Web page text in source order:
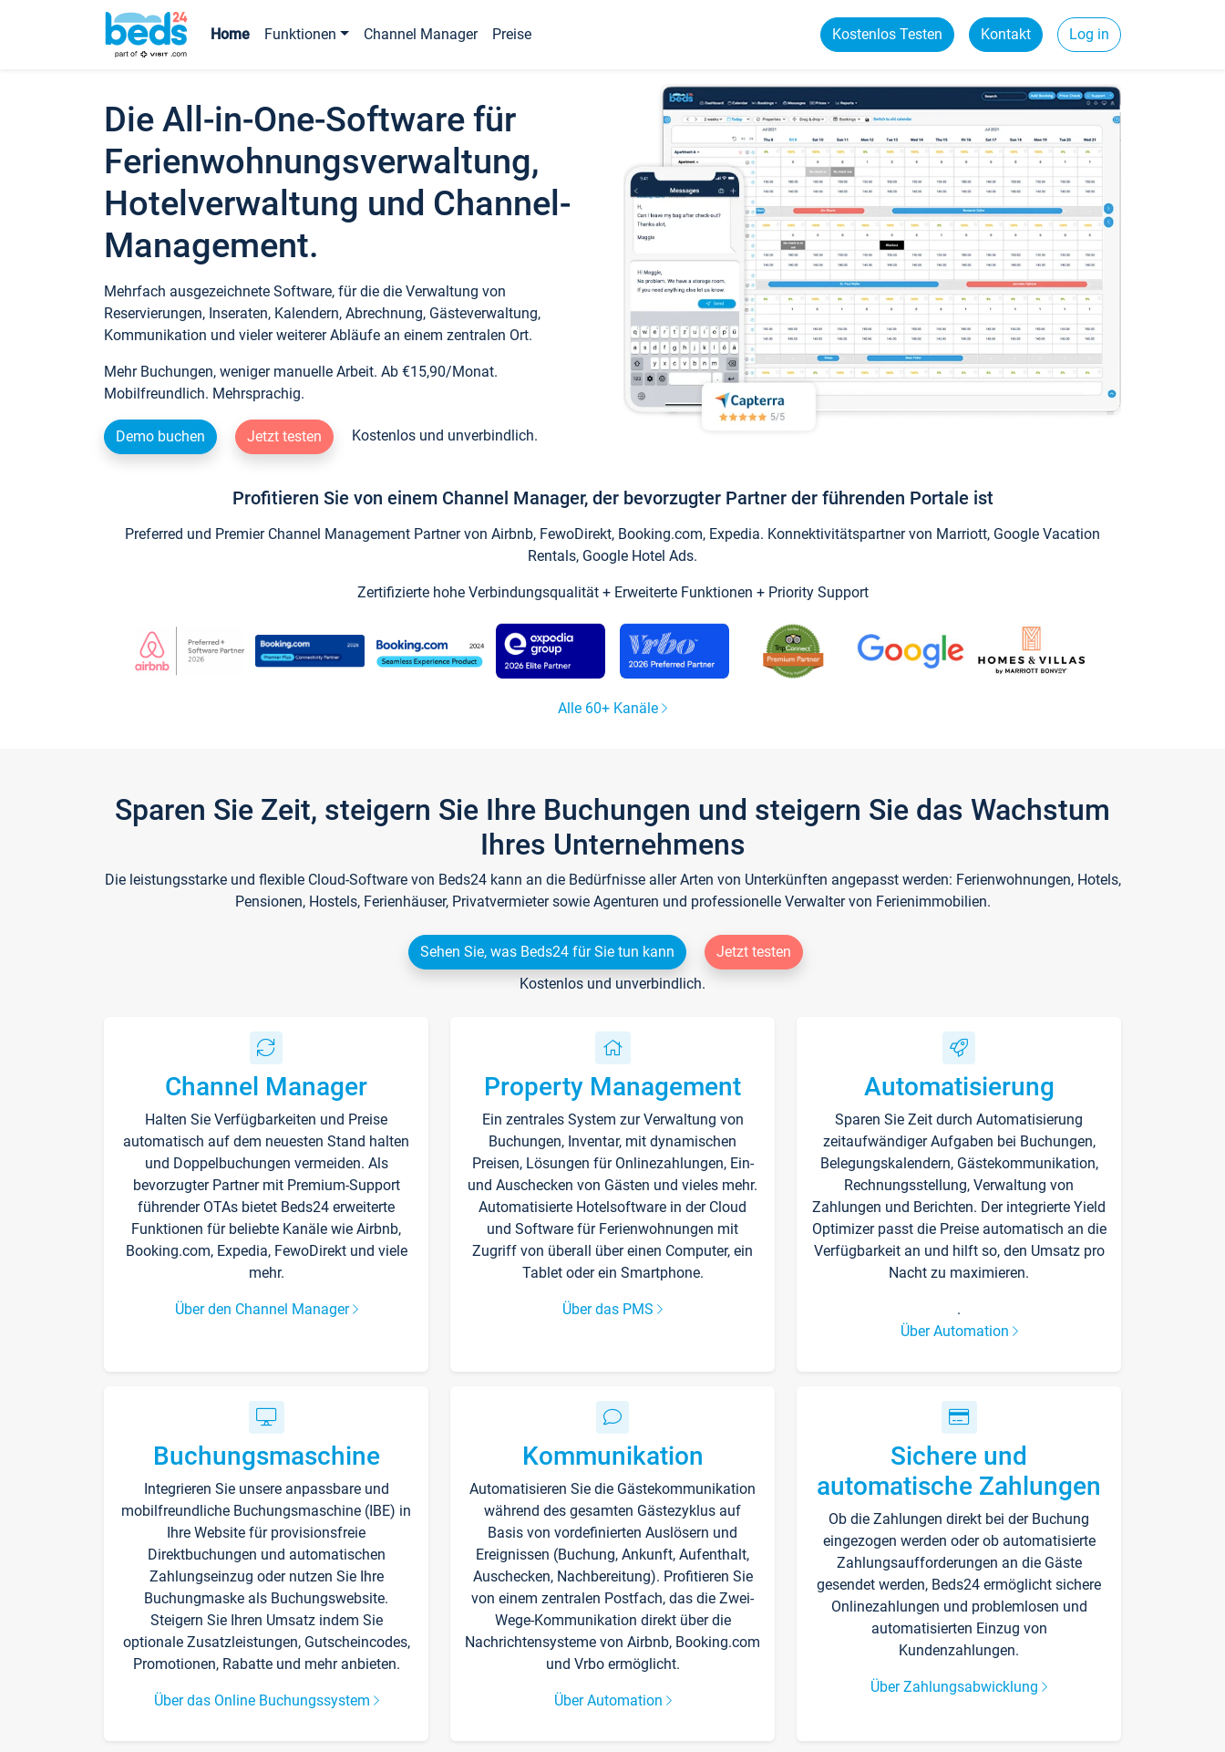
Home Funktionen Channel Manager Preise Kostenlos Testen Kontakt Log in
Die All-in-One-Software für
Ferienwohnungsverwaltung,
Hotelverwaltung und Channel-
Management.
Mehrfach ausgezeichnete Software, für die die Verwaltung von
Reservierungen, Inseraten, Kalendern, Abrechnung, Gästeverwaltung,
Kommunikation und vieler weiterer Abläufe an einem zentralen Ort.
Mehr Buchungen, weniger manuelle Arbeit. Ab €15,90/Monat.
Mobilfreundlich. Mehrsprachig.
Demo buchen Jetzt testen Kostenlos und unverbindlich.
Profitieren Sie von einem Channel Manager, der bevorzugter Partner der führenden Portale ist
Preferred und Premier Channel Management Partner von Airbnb, FewoDirekt, Booking.com, Expedia. Konnektivitätspartner von Marriott, Google Vacation
Rentals, Google Hotel Ads.
Zertifizierte hohe Verbindungsqualität + Erweiterte Funktionen + Priority Support
Alle 60+ Kanäle
Sparen Sie Zeit, steigern Sie Ihre Buchungen und steigern Sie das Wachstum
Ihres Unternehmens
Die leistungsstarke und flexible Cloud-Software von Beds24 kann an die Bedürfnisse aller Arten von Unterkünften angepasst werden: Ferienwohnungen, Hotels,
Pensionen, Hostels, Ferienhäuser, Privatvermieter sowie Agenturen und professionelle Verwalter von Ferienimmobilien.
Sehen Sie, was Beds24 für Sie tun kann
Jetzt testen
Kostenlos und unverbindlich.
Channel Manager
Halten Sie Verfügbarkeiten und Preise
automatisch auf dem neuesten Stand halten
und Doppelbuchungen vermeiden. Als
bevorzugter Partner mit Premium-Support
führender OTAs bietet Beds24 erweiterte
Funktionen für beliebte Kanäle wie Airbnb,
Booking.com, Expedia, FewoDirekt und viele
mehr.
Über den Channel Manager
Property Management
Ein zentrales System zur Verwaltung von
Buchungen, Inventar, mit dynamischen
Preisen, Lösungen für Onlinezahlungen, Ein-
und Auschecken von Gästen und vieles mehr.
Automatisierte Hotelsoftware in der Cloud
und Software für Ferienwohnungen mit
Zugriff von überall über einen Computer, ein
Tablet oder ein Smartphone.
Über das PMS
Automatisierung
Sparen Sie Zeit durch Automatisierung
zeitaufwändiger Aufgaben bei Buchungen,
Belegungskalendern, Gästekommunikation,
Rechnungsstellung, Verwaltung von
Zahlungen und Berichten. Der integrierte Yield
Optimizer passt die Preise automatisch an die
Verfügbarkeit an und hilft so, den Umsatz pro
Nacht zu maximieren.
.
Über Automation
Buchungsmaschine
Integrieren Sie unsere anpassbare und
mobilfreundliche Buchungsmaschine (IBE) in
Ihre Website für provisionsfreie
Direktbuchungen und automatischen
Zahlungseinzug oder nutzen Sie Ihre
Buchungmaske als Buchungswebsite.
Steigern Sie Ihren Umsatz indem Sie
optionale Zusatzleistungen, Gutscheincodes,
Promotionen, Rabatte und mehr anbieten.
Über das Online Buchungssystem
Kommunikation
Automatisieren Sie die Gästekommunikation
während des gesamten Gästezyklus auf
Basis von vordefinierten Auslösern und
Ereignissen (Buchung, Ankunft, Aufenthalt,
Auschecken, Nachbereitung). Profitieren Sie
von einem zentralen Postfach, das die Zwei-
Wege-Kommunikation direkt über die
Nachrichtensysteme von Airbnb, Booking.com
und Vrbo ermöglicht.
Über Automation
Sichere und
automatische Zahlungen
Ob die Zahlungen direkt bei der Buchung
eingezogen werden oder ob automatisierte
Zahlungsaufforderungen an die Gäste
gesendet werden, Beds24 ermöglicht sichere
Onlinezahlungen und problemlosen und
automatisierten Einzug von
Kundenzahlungen.
Über Zahlungsabwicklung